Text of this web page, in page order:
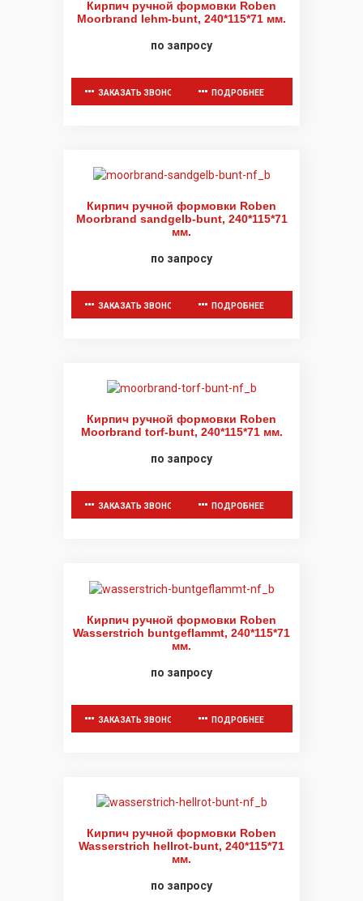
Кирпич ручной формовки Roben
Moorbrand lehm-bunt, 240*115*71 мм.
по запросу
ЗАКАЗАТЬ ЗВОНОК ПОДРОБНЕЕ
Кирпич ручной формовки Roben
Moorbrand sandgelb-bunt, 240*115*71
мм.
по запросу
ЗАКАЗАТЬ ЗВОНОК ПОДРОБНЕЕ
Кирпич ручной формовки Roben
Moorbrand torf-bunt, 240*115*71 мм.
по запросу
ЗАКАЗАТЬ ЗВОНОК ПОДРОБНЕЕ
Кирпич ручной формовки Roben
Wasserstrich buntgeflammt, 240*115*71
мм.
по запросу
ЗАКАЗАТЬ ЗВОНОК ПОДРОБНЕЕ
Кирпич ручной формовки Roben
Wasserstrich hellrot-bunt, 240*115*71
мм.
по запросу